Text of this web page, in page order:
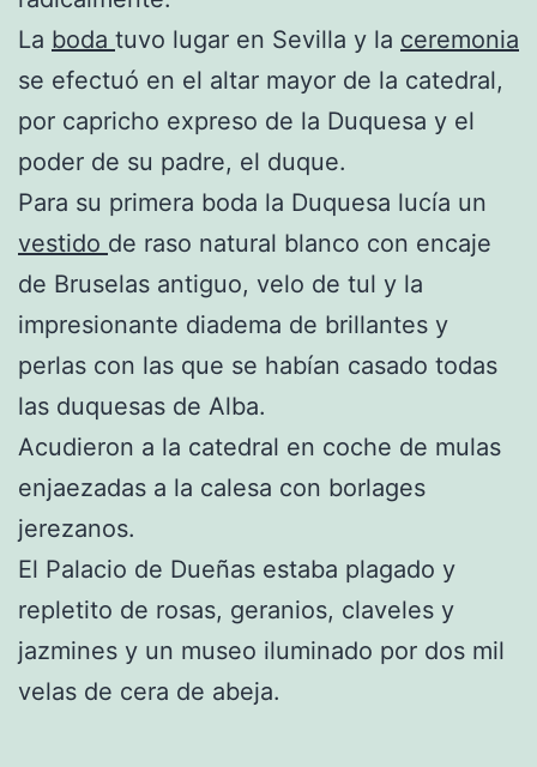
La boda tuvo lugar en Sevilla y la ceremonia
se efectuó en el altar mayor de la catedral,
por capricho expreso de la Duquesa y el
poder de su padre, el duque.
Para su primera boda la Duquesa lucía un
vestido de raso natural blanco con encaje
de Bruselas antiguo, velo de tul y la
impresionante diadema de brillantes y
perlas con las que se habían casado todas
las duquesas de Alba.
Acudieron a la catedral en coche de mulas
enjaezadas a la calesa con borlages
jerezanos.
El Palacio de Dueñas estaba plagado y
repletito de rosas, geranios, claveles y
jazmines y un museo iluminado por dos mil
velas de cera de abeja.